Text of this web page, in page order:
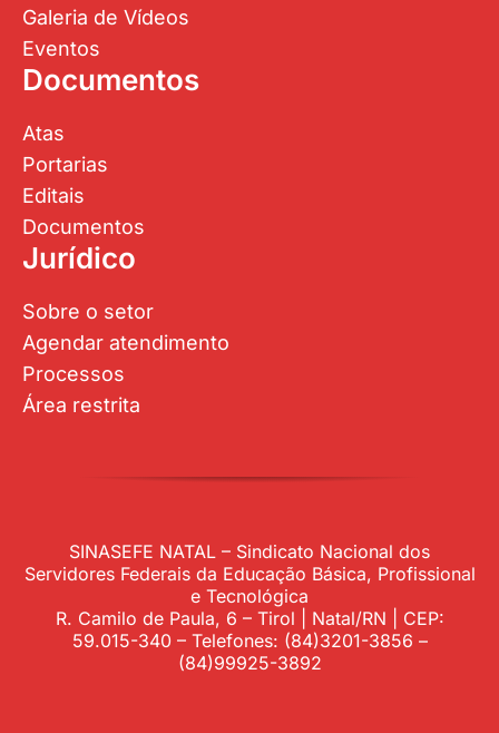
Galeria de Vídeos
Eventos
Documentos
Atas
Portarias
Editais
Documentos
Jurídico
Sobre o setor
Agendar atendimento
Processos
Área restrita
SINASEFE NATAL – Sindicato Nacional dos
Servidores Federais da Educação Básica, Profissional
e Tecnológica
R. Camilo de Paula, 6 – Tirol | Natal/RN | CEP:
59.015-340 – Telefones: (84)3201-3856 –
(84)99925-3892